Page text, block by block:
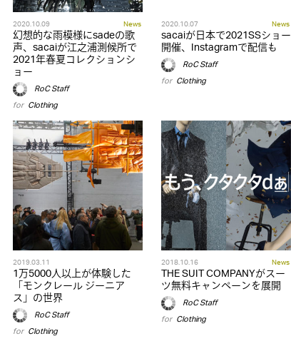
2020.10.09 News
幻想的な雨模様にsadeの歌
声、sacaiが江之浦測候所で
2021年春夏コレクションシ
ョー
RoC Staff
for Clothing
2020.10.07 News
sacaiが日本で2021SSショー
開催、Instagramで配信も
RoC Staff
for Clothing
2019.03.11
1万5000人以上が体験した
「モンクレール ジーニア
ス」の世界
RoC Staff
for Clothing
2018.10.16 News
THE SUIT COMPANYがスー
ツ無料キャンペーンを展開
RoC Staff
for Clothing